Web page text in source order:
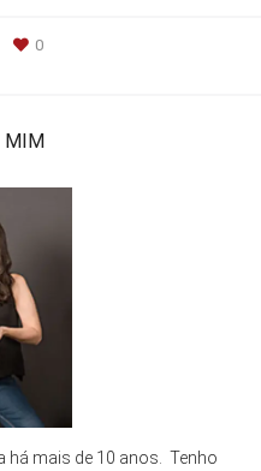
0
MIM
há mais de 10 anos. Tenho